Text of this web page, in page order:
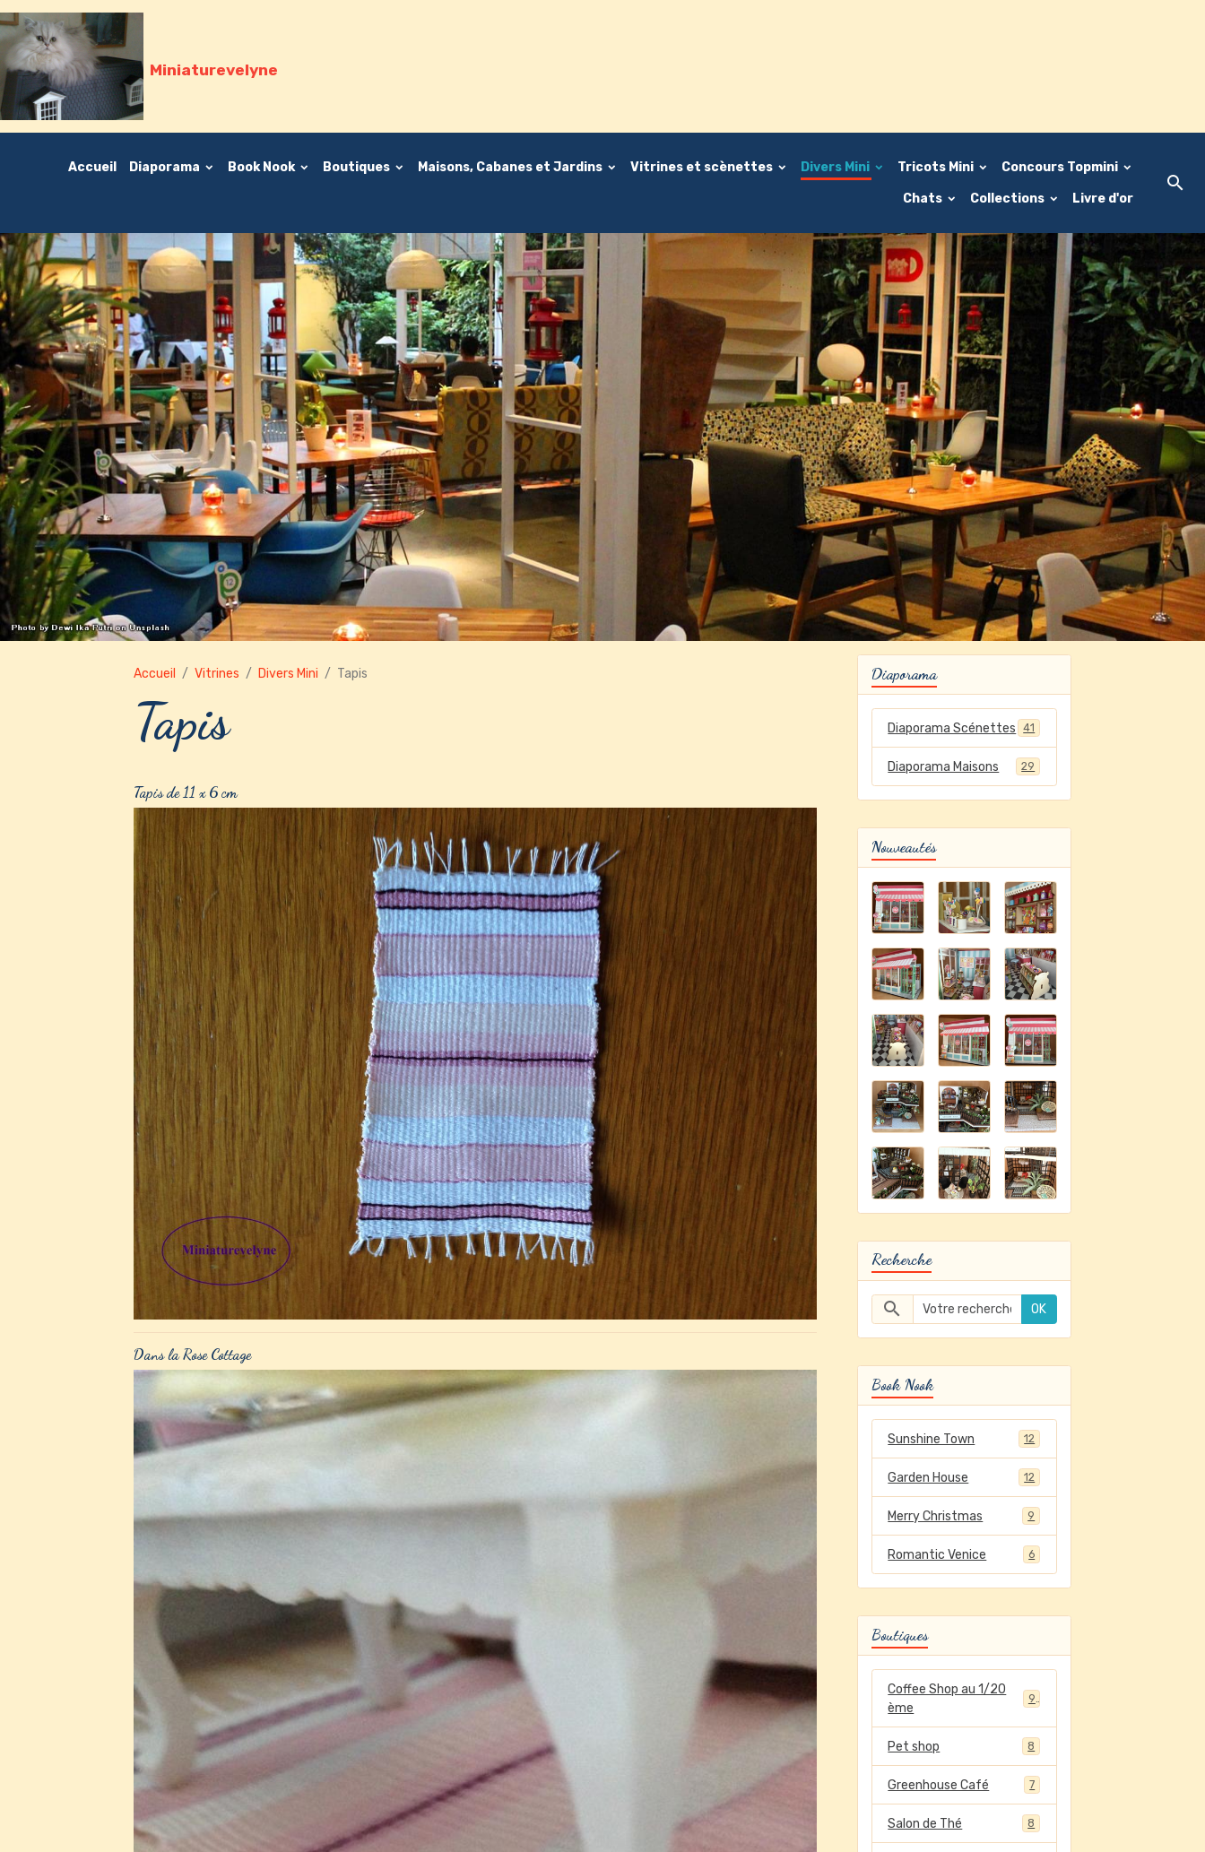
Miniaturevelyne
Accueil Diaporama Book Nook Boutiques Maisons, Cabanes et Jardins Vitrines et scènettes Divers Mini Tricots Mini Concours Topmini
Chats Collections Livre d'or
Accueil Vitrines Divers Mini Tapis
Tapis
Tapis de 11 x 6 cm
Dans la Rose Cottage
Diaporama
Diaporama Scénettes 41
Diaporama Maisons 29
Nouveautés
Recherche
OK
Book Nook
Sunshine Town 12
Garden House 12
Merry Christmas 9
Romantic Venice 6
Boutiques
Coffee Shop au 1/20
ème
Pet shop 8
Greenhouse Café 7
Salon de Thé 8